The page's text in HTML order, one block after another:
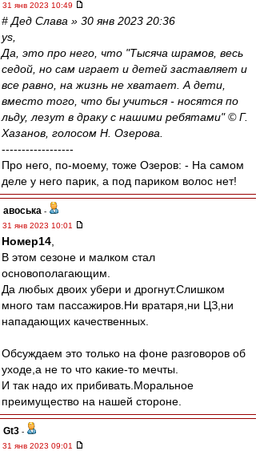
31 янв 2023 10:49
# Дед Слава » 30 янв 2023 20:36
ys,
Да, это про него, что "Тысяча шрамов, весь
седой, но сам играет и детей заставляет и
все равно, на жизнь не хватает. А дети,
вместо того, что бы учиться - носятся по
льду, лезут в драку с нашими ребятами" © Г.
Хазанов, голосом Н. Озерова.
------------------
Про него, по-моему, тоже Озеров: - На самом
деле у него парик, а под париком волос нет!
авоська -
31 янв 2023 10:01
Номер14
В этом сезоне и малком стал
основополагающим.
Да любых двоих убери и дрогнут.Слишком
много там пассажиров.Ни вратаря,ни ЦЗ,ни
нападающих качественных.
Обсуждаем это только на фоне разговоров об
уходе,а не то что какие-то мечты.
И так надо их прибивать.Моральное
преимущество на нашей стороне.
Gt3 -
31 янв 2023 09:01